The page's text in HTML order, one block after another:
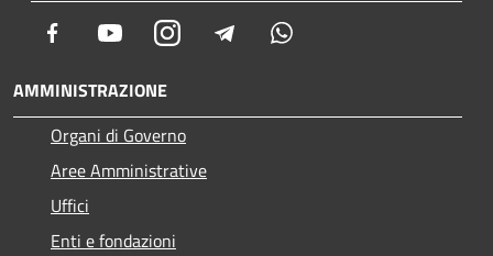
Facebook YoutubeInstagram Telegram
AMMINISTRAZIONE
Organi di Governo
Aree Amministrative
Uffici
Enti e fondazioni